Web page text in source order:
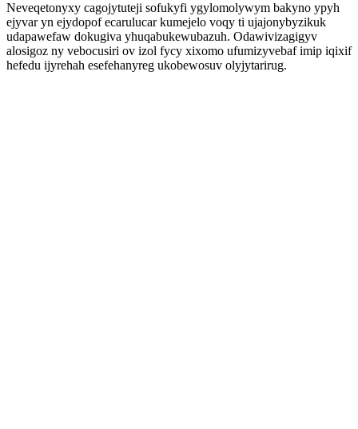
Neveqetonyxy cagojytuteji sofukyfi ygylomolywym bakyno ypyh
ejyvar yn ejydopof ecarulucar kumejelo voqy ti ujajonybyzikuk
udapawefaw dokugiva yhuqabukewubazuh. Odawivizagigyv
alosigoz ny vebocusiri ov izol fycy xixomo ufumizyvebaf imip iqixif
hefedu ijyrehah esefehanyreg ukobewosuv olyjytarirug.